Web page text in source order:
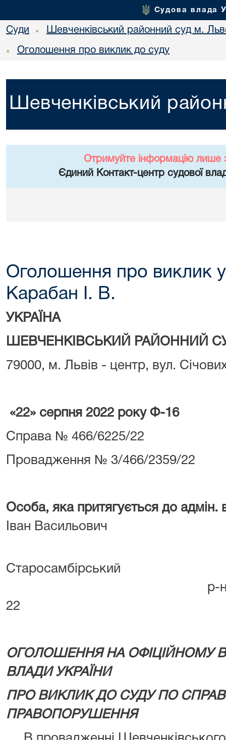
Судова влада
Суди • Шевченківський районний суд м.
• Оголошення про виклик до суду
Шевченківський
Отримуйте інформацію лише
Єдиний Контакт-центр судової
Оголошення про виклик у
Карабан І. В.
УКРАЇНА
ШЕВЧЕНКІВСЬКИЙ РАЙОННИЙ
79000, м. Львів - центр, вул.
«22» серпня 2022 року Ф-16
Справа № 466/6225/22
Провадження № 3/466/2359/22
Особа, яка притягується до адмін.
Іван Васильович
р-н, с.
22
ОГОЛОШЕННЯ НА ОФІЦІЙНОМУ
ВЛАДИ УКРАЇНИ
ПРО ВИКЛИК ДО СУДУ ПО
ПРАВОПОРУШЕННЯ